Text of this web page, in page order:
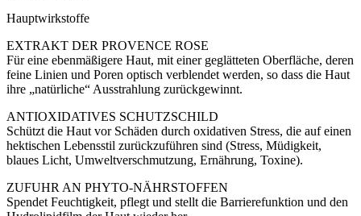
Hauptwirkstoffe
EXTRAKT DER PROVENCE ROSE
Für eine ebenmäßigere Haut, mit einer geglätteten Oberfläche, deren
feine Linien und Poren optisch verblendet werden, so dass die Haut
ihre „natürliche“ Ausstrahlung zurückgewinnt.
ANTIOXIDATIVES SCHUTZSCHILD
Schützt die Haut vor Schäden durch oxidativen Stress, die auf einen
hektischen Lebensstil zurückzuführen sind (Stress, Müdigkeit,
blaues Licht, Umweltverschmutzung, Ernährung, Toxine).
ZUFUHR AN PHYTO-NÄHRSTOFFEN
Spendet Feuchtigkeit, pflegt und stellt die Barrierefunktion und den